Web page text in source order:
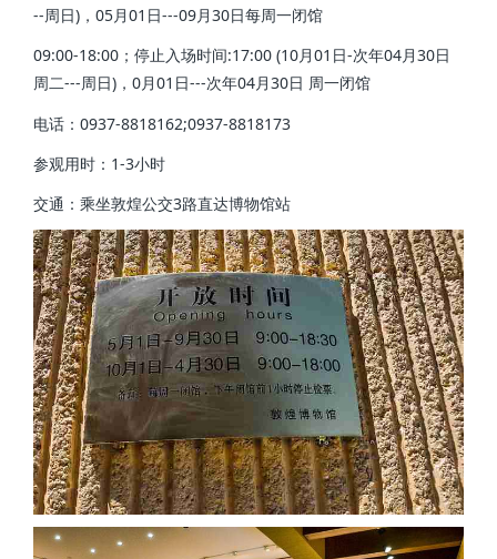
--周日)，05月01日---09月30日每周一闭馆
09:00-18:00；停止入场时间:17:00 (10月01日-次年04月30日
周二---周日)，0月01日---次年04月30日 周一闭馆
电话：0937-8818162;0937-8818173
参观用时：1-3小时
交通：乘坐敦煌公交3路直达博物馆站